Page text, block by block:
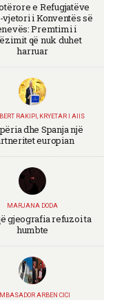
e Refugjatëve
vjetori i Konventës së
Premtimi i
që nuk duhet
harruar
RAKIPI, KRYETAR I AIIS
dhe Spanja një
europian
MARJANA DODA
gjeografia refuzoi ta
humbte
ARBEN CICI